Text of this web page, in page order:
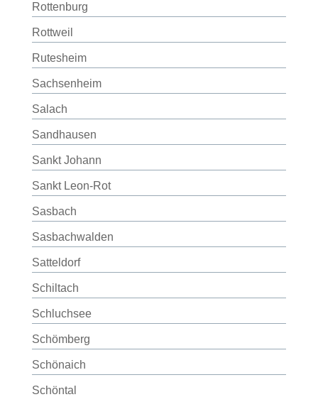
Rottenburg
Rottweil
Rutesheim
Sachsenheim
Salach
Sandhausen
Sankt Johann
Sankt Leon-Rot
Sasbach
Sasbachwalden
Satteldorf
Schiltach
Schluchsee
Schömberg
Schönaich
Schöntal